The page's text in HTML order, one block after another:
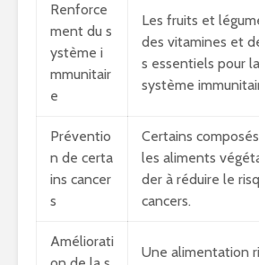
Renforce
ment du s
ystème i
mmunitair
e
Les fruits et
des vitamines et
s essentiels pour
système
Préventio
n de certa
ins cancer
s
Certains
les aliments
der à réduire le
cancers.
Améliorati
Une alimentation